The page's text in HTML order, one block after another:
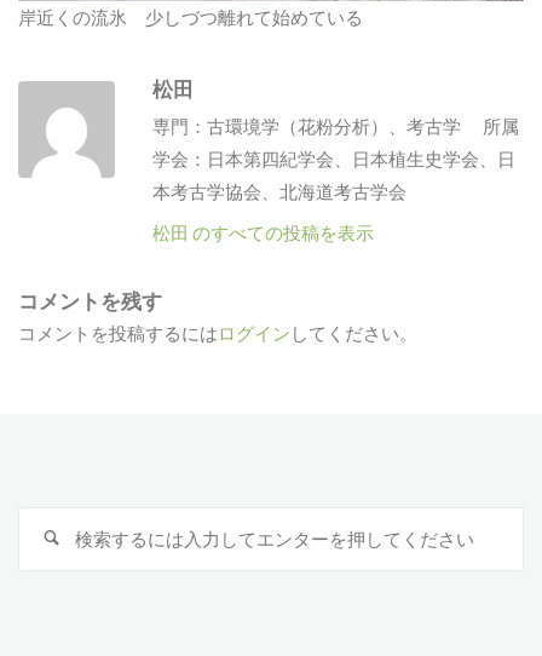
岸近くの流氷 少しづつ離れて始めている
松田
専門：古環境学（花粉分析）、考古学 所属
学会：日本第四紀学会、日本植生史学会、日
本考古学協会、北海道考古学会
松田 のすべての投稿を表示
コメントを残す
コメントを投稿するにはログイン してください。